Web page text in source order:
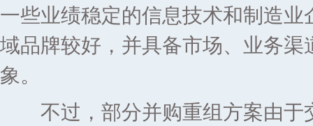
一些业绩稳定的信息技术和制造
域品牌较好，并具备市场、业务
象。
不过，部分并购重组方案由于